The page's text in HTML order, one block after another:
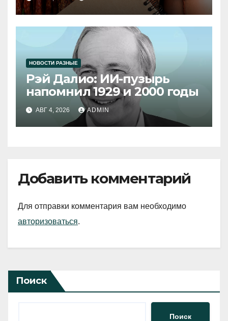
НОВОСТИ РАЗНЫЕ
Рэй Далио: ИИ-пузырь
напомнил 1929 и 2000 годы
АВГ 4, 2026 ADMIN
Добавить комментарий
Для отправки комментария вам необходимо
авторизоваться.
Поиск
Поиск